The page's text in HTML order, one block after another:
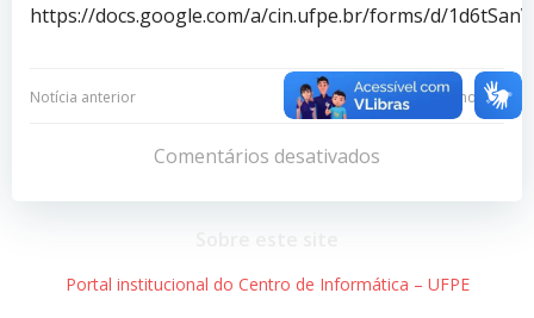
https://docs.google.com/a/cin.ufpe.br/forms/d/
Navegação
Post
Notícia anterior
Navegação
de
Post
Próxima notícia
Comentários desativados
Portal institucional do Centro de Informática – UFPE